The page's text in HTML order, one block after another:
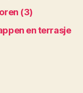
(3)
en terrasje